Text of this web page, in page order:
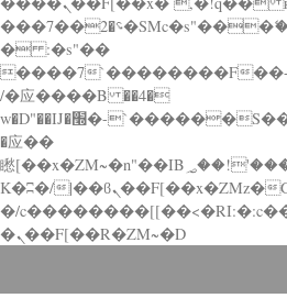
���؝�2��7�SMc�s"���ޭ�DQ/�应�ܢ��F_��!
� :�s"��
����7`��������F
/�应����B ��4�
w�D"��IJ�׭�-`������S��9�Dr�ji��EJ߅��gJ
�应��
矁[��x�ZM~�n"��IB؃��!'����Тѕ��+��(m��I
K�ʭ�/|��ϐܢ��F[��x�ZMz�G�� %嬩
�/
�ܢ��F[��R�ZM~�D
down